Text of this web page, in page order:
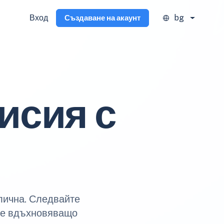
Вход Създаване на акаунт bg
с
Следвайте
вдъхновяващо